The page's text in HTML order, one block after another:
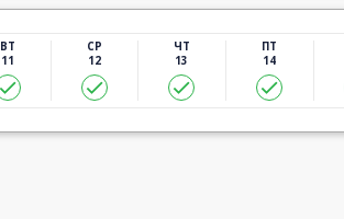
ВТ
11
СР
12
ЧТ
13
ПТ
14